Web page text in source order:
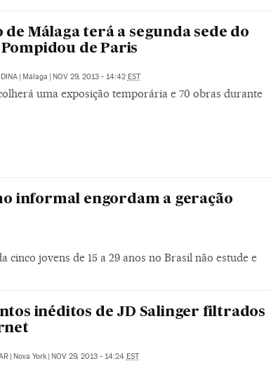
de Málaga terá a segunda sede do
de Paris
| Málaga | NOV 29, 2013 - 14:42 EST
uma exposição temporária e 70 obras durante
informal engordam a geração
jovens de 15 a 29 anos no Brasil não estude e
inéditos de JD Salinger filtrados
| Nova York | NOV 29, 2013 - 14:24 EST